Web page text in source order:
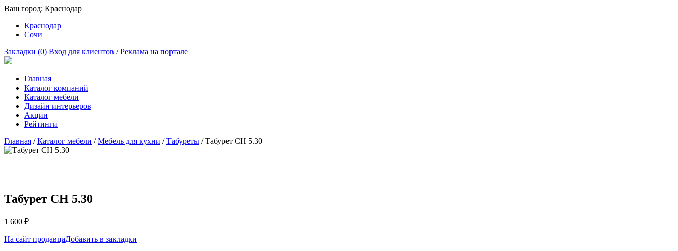
Ваш город: Краснодар
Краснодар
Сочи
Закладки (0) Вход для клиентов /Реклама на портале
Главная
Каталог компаний
Каталог мебели
Дизайн интерьеров
Акции
Рейтинги
Главная /Каталог мебели /Мебель для кухни /Табуреты /Табурет СН 5.30
Табурет СН 5.30
1 600 ₽
На сайт продавцаДобавить в закладки